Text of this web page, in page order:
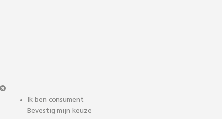
Ik ben consument
Bevestig mijn keuze